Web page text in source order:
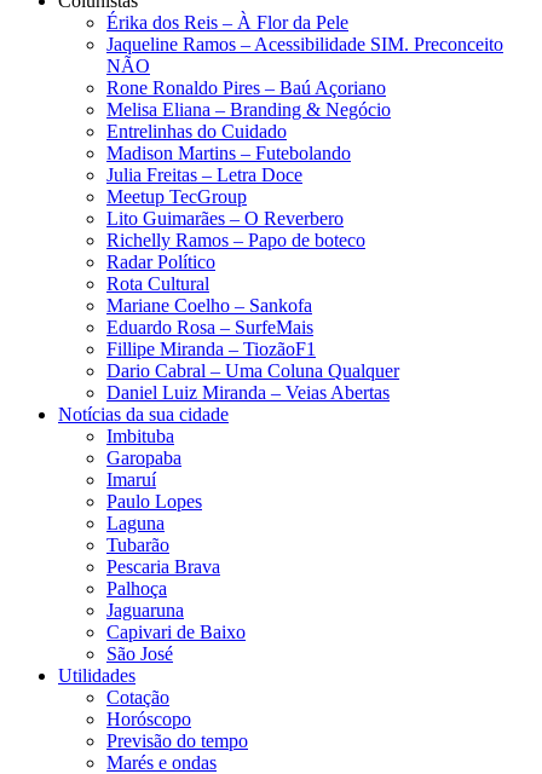
Érika dos Reis​ – À Flor da Pele
Jaqueline Ramos – Acessibilidade SIM. Preconceito
NÃO
Rone Ronaldo Pires – Baú Açoriano
Melisa Eliana – Branding & Negócio
Entrelinhas do Cuidado
Madison Martins – Futebolando
Julia Freitas​ – Letra Doce
Meetup TecGroup
Lito Guimarães – O Reverbero
Richelly Ramos​ – Papo de boteco
Radar Político
Rota Cultural
Mariane Coelho – Sankofa
Eduardo Rosa​ – SurfeMais
Fillipe Miranda – TiozãoF1
Dario Cabral – Uma Coluna Qualquer
Daniel Luiz Miranda – Veias Abertas
Notícias da sua cidade
Imbituba
Garopaba
Imaruí
Paulo Lopes
Laguna
Tubarão
Pescaria Brava
Palhoça
Jaguaruna
Capivari de Baixo
São José
Utilidades
Cotação
Horóscopo
Previsão do tempo
Marés e ondas